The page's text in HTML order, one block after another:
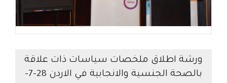
ورشة اطلاق ملخصات سياسات ذات علاقة
بالصحة الجنسية والانجابية في الاردن 28-7-